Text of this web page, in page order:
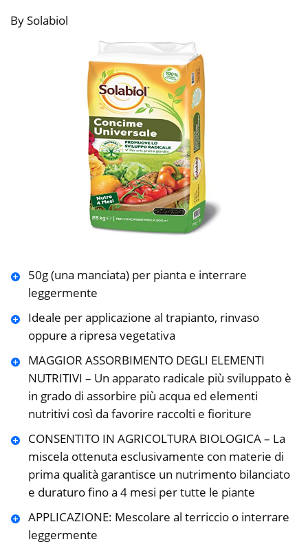
By Solabiol
50g (una manciata) per pianta e interrare
leggermente
Ideale per applicazione al trapianto, rinvaso
oppure a ripresa vegetativa
MAGGIOR ASSORBIMENTO DEGLI ELEMENTI
NUTRITIVI – Un apparato radicale più sviluppato è
in grado di assorbire più acqua ed elementi
nutritivi così da favorire raccolti e fioriture
CONSENTITO IN AGRICOLTURA BIOLOGICA – La
miscela ottenuta esclusivamente con materie di
prima qualità garantisce un nutrimento bilanciato
e duraturo fino a 4 mesi per tutte le piante
APPLICAZIONE: Mescolare al terriccio o interrare
leggermente